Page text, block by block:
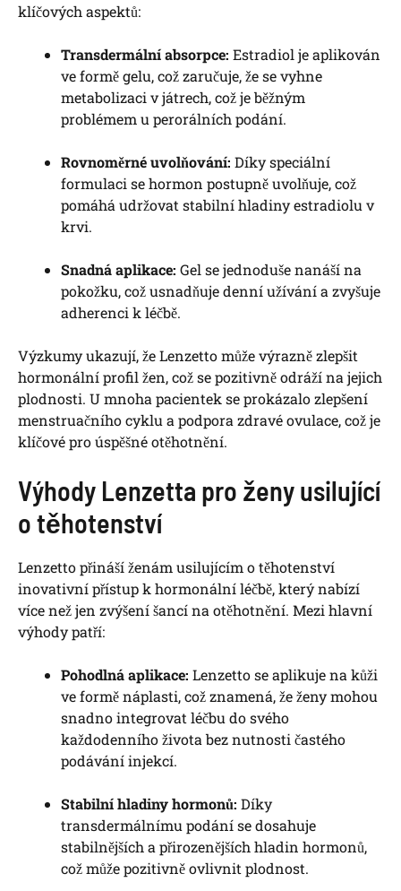
klíčových aspektů:
Transdermální absorpce: Estradiol je aplikován
ve formě gelu, což zaručuje, že se vyhne
metabolizaci v játrech, což je běžným
problémem u perorálních podání.
Rovnoměrné uvolňování: Díky speciální
formulaci se hormon postupně uvolňuje, což
pomáhá udržovat stabilní hladiny estradiolu v
krvi.
Snadná aplikace: Gel se jednoduše nanáší na
pokožku, což usnadňuje denní užívání a zvyšuje
adherenci k léčbě.
Výzkumy ukazují, že Lenzetto může výrazně zlepšit
hormonální profil žen, což se pozitivně odráží na jejich
plodnosti. U mnoha pacientek se prokázalo zlepšení
menstruačního cyklu a podpora zdravé ovulace, což je
klíčové pro úspěšné otěhotnění.
Výhody Lenzetta pro ženy usilující
o těhotenství
Lenzetto přináší ženám usilujícím o těhotenství
inovativní přístup k hormonální léčbě, který nabízí
více než jen zvýšení šancí na otěhotnění. Mezi hlavní
výhody patří:
Pohodlná aplikace: Lenzetto se aplikuje na kůži
ve formě náplasti, což znamená, že ženy mohou
snadno integrovat léčbu do svého
každodenního života bez nutnosti častého
podávání injekcí.
Stabilní hladiny hormonů: Díky
transdermálnímu podání se dosahuje
stabilnějších a přirozenějších hladin hormonů,
což může pozitivně ovlivnit plodnost.